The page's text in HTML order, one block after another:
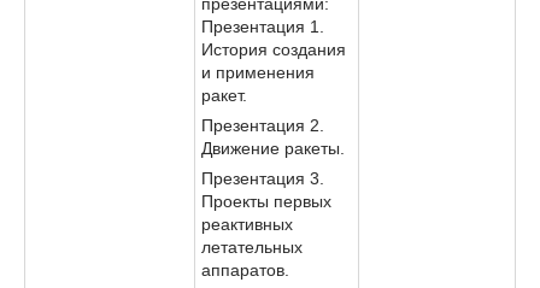
Презентация 1.
История создания
и применения
ракет.
Презентация 2.
Движение ракеты.
Презентация 3.
Проекты первых
реактивных
летательных
аппаратов.